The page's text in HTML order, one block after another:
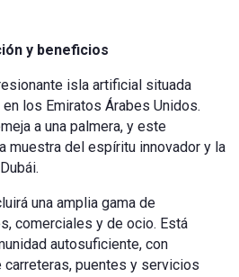
y beneficios
isla artificial situada
los Emiratos Árabes Unidos.
a una palmera, y este
muestra del espíritu innovador y la
una amplia gama de
comerciales y de ocio. Está
autosuficiente, con
carreteras, puentes y servicios